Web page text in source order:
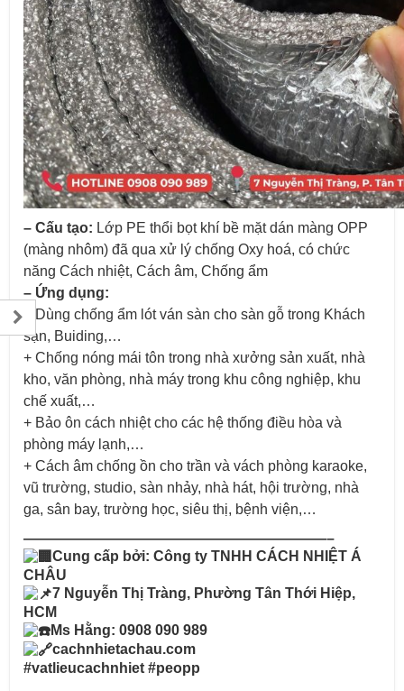
– Cấu tạo: Lớp PE thổi bọt khí bề mặt dán màng OPP
(màng nhôm) đã qua xử lý chống Oxy hoá, có chức
năng Cách nhiệt, Cách âm, Chống ẩm
– Ứng dụng:
+ Dùng chống ẩm lót ván sàn cho sàn gỗ trong Khách
sạn, Buiding,…
+ Chống nóng mái tôn trong nhà xưởng sản xuất, nhà
kho, văn phòng, nhà máy trong khu công nghiệp, khu
chế xuất,…
+ Bảo ôn cách nhiệt cho các hệ thống điều hòa và
phòng máy lạnh,…
+ Cách âm chống ồn cho trần và vách phòng karaoke,
vũ trường, studio, sàn nhảy, nhà hát, hội trường, nhà
ga, sân bay, trường học, siêu thị, bệnh viện,…
—————————————————————–
Cung cấp bởi: Công ty TNHH CÁCH NHIỆT Á
CHÂU
7 Nguyễn Thị Tràng, Phường Tân Thới Hiệp,
HCM
Ms Hằng: 0908 090 989
cachnhietachau.com
#vatlieucachnhiet #peopp